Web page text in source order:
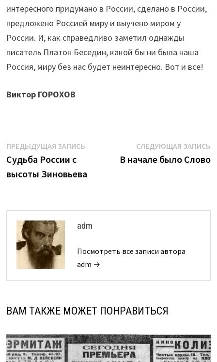
интересного придумано в России, сделано в России,
предложено Россией миру и выучено миром у
России. И, как справедливо заметил однажды
писатель Платон Беседин, какой бы ни была наша
Россия, миру без нас будет неинтересно. Вот и все!
Виктор ГОРОХОВ
Навигация
по
ПРЕДЫДУЩАЯ ЗАПИСЬПредыдущая
Судьба России с
высоты Зиновьева
СЛЕДУЮЩАЯ ЗАПИСЬ
В начале было Слово
adm
Посмотреть все записи автора
adm →
ВАМ ТАКЖЕ МОЖЕТ ПОНРАВИТЬСЯ